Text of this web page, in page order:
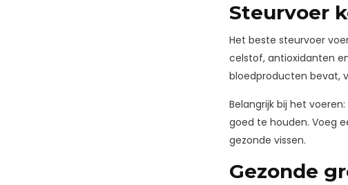
Steurvoer
Het beste steurvoer
celstof, antioxidanten
bloedproducten bevat,
Belangrijk bij het
goed te houden. Voeg
gezonde vissen.
Gezonde